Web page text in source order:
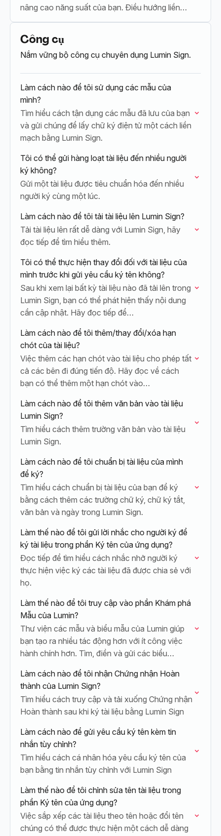
nâng cao năng suất của bạn. Điều hướng liền
mạch giữa…
Công cụ
Nắm vững bộ công cụ chuyên dụng Lumin Sign.
Làm cách nào để tôi sử dụng các mẫu của
mình?
Tìm hiểu cách tận dụng các mẫu đã lưu của bạn
và gửi chúng để lấy chữ ký điện tử một cách liền
mạch bằng Lumin Sign.
Tôi có thể gửi hàng loạt tài liệu đến nhiều người
ký không?
Gửi một tài liệu được tiêu chuẩn hóa đến nhiều
người ký cùng một lúc.
Làm cách nào để tôi tải tài liệu lên Lumin Sign?
Tải tài liệu lên rất dễ dàng với Lumin Sign, hãy
đọc tiếp để tìm hiểu thêm.
Tôi có thể thực hiện thay đổi đối với tài liệu của
mình trước khi gửi yêu cầu ký tên không?
Sau khi xem lại bất kỳ tài liệu nào đã tải lên trong
Lumin Sign, bạn có thể phát hiện thấy nội dung
cần cập nhật. Hãy đọc tiếp để…
Làm cách nào để tôi thêm/thay đổi/xóa hạn
chót của tài liệu?
Việc thêm các hạn chót vào tài liệu cho phép tất
cả các bên đi đúng tiến độ. Hãy đọc về cách
bạn có thể thêm một hạn chót vào…
Làm cách nào để tôi thêm văn bản vào tài liệu
Lumin Sign?
Tìm hiểu cách thêm trường văn bản vào tài liệu
Lumin Sign.
Làm cách nào để tôi chuẩn bị tài liệu của mình
để ký?
Tìm hiểu cách chuẩn bị tài liệu của bạn để ký
bằng cách thêm các trường chữ ký, chữ ký tắt,
văn bản và ngày trong Lumin Sign.
Làm thế nào để tôi gửi lời nhắc cho người ký để
ký tài liệu trong phần Ký tên của ứng dụng?
Đọc tiếp để tìm hiểu cách nhắc nhở người ký
thực hiện việc ký các tài liệu đã được chia sẻ với
họ.
Làm thế nào để tôi truy cập vào phần Khám phá
Mẫu của Lumin?
Thư viện các mẫu và biểu mẫu của Lumin giúp
bạn tạo ra nhiều tác động hơn với ít công việc
hành chính hơn. Tìm, điền và gửi các biểu…
Làm cách nào để tôi nhận Chứng nhận Hoàn
thành của Lumin Sign?
Tìm hiểu cách truy cập và tải xuống Chứng nhận
Hoàn thành sau khi ký tài liệu bằng Lumin Sign
Làm cách nào để gửi yêu cầu ký tên kèm tin
nhắn tùy chỉnh?
Tìm hiểu cách cá nhân hóa yêu cầu ký tên của
bạn bằng tin nhắn tùy chỉnh với Lumin Sign
Làm thế nào để tôi chỉnh sửa tên tài liệu trong
phần Ký tên của ứng dụng?
Việc sắp xếp các tài liệu theo tên hoặc đổi tên
chúng có thể được thực hiện một cách dễ dàng